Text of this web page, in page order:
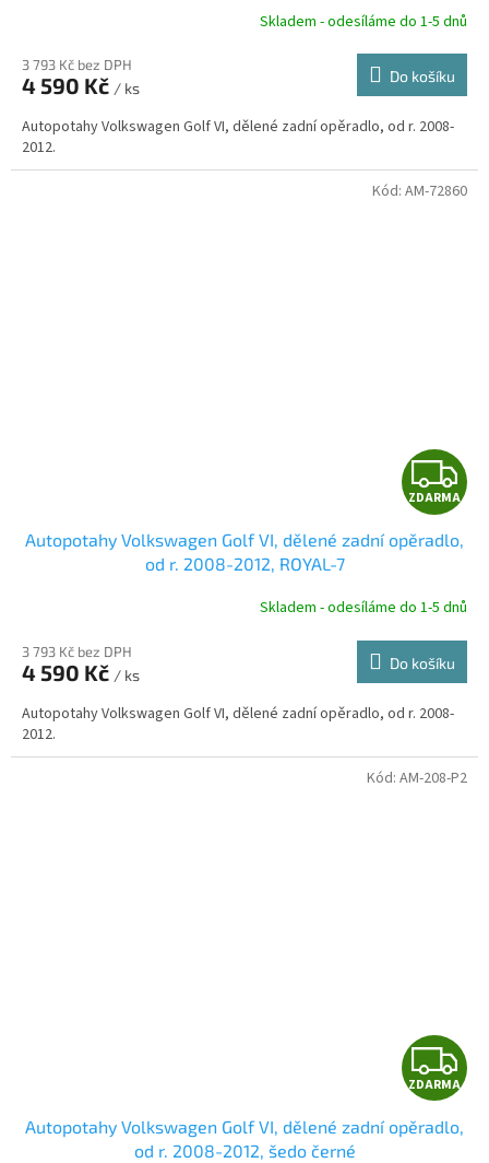
R
Skladem - odesíláme do 1-5 dnů
3 793 Kč bez DPH
4 590 Kč / ks
Do košíku
Autopotahy Volkswagen Golf VI, dělené zadní opěradlo, od r. 2008-
2012.
Z
D
R
ZDARMA
Autopotahy Volkswagen Golf VI, dělené zadní opěradlo,
od r. 2008-2012, ROYAL-7
Skladem - odesíláme do 1-5 dnů
3 793 Kč bez DPH
4 590 Kč / ks
Do košíku
Autopotahy Volkswagen Golf VI, dělené zadní opěradlo, od r. 2008-
2012.
Kód: AM-72860
Z
D
ZDARMA
Autopotahy Volkswagen Golf VI, dělené zadní opěradlo,
od r. 2008-2012, šedo černé
Kód: AM-208-P2